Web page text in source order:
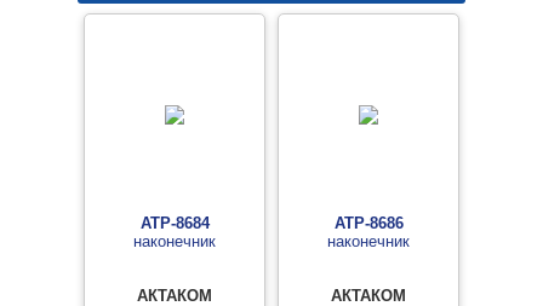
АТР-8684
наконечник
АКТАКОМ
АТР-8686
наконечник
АКТАКОМ